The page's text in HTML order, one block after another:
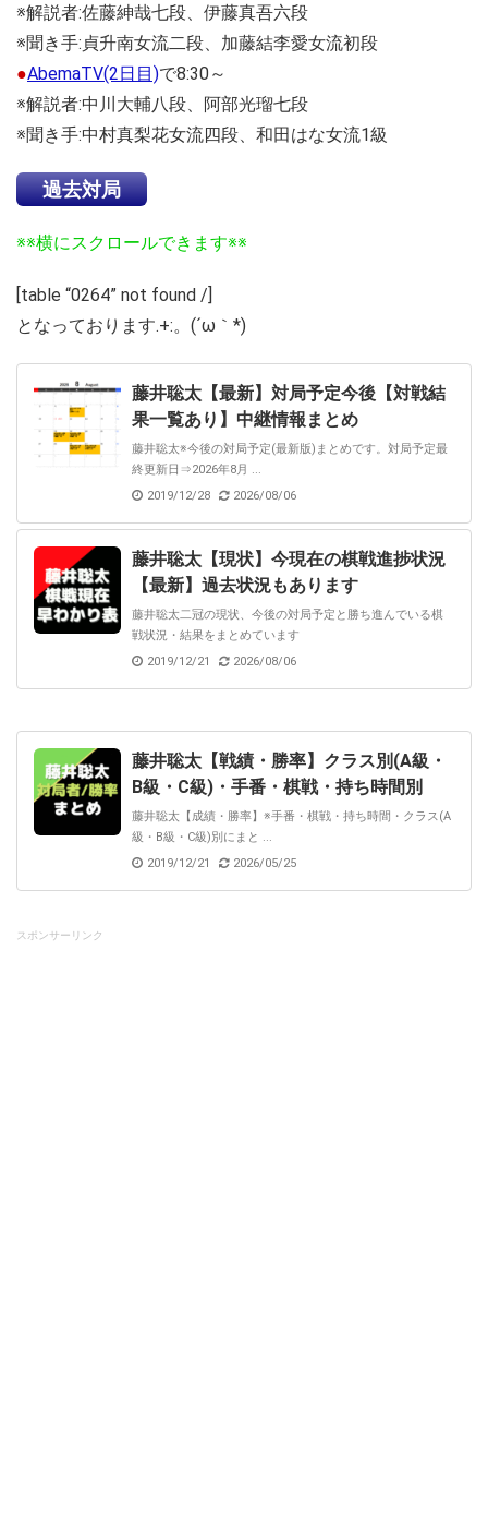
※解説者:佐藤紳哉七段、伊藤真吾六段
※聞き手:貞升南女流二段、加藤結李愛女流初段
●AbemaTV(2日目)で8:30～
※解説者:中川大輔八段、阿部光瑠七段
※聞き手:中村真梨花女流四段、和田はな女流1級
過去対局
※※横にスクロールできます※※
[table “0264” not found /]
となっております.+:。(´ω｀*)
藤井聡太【最新】対局予定今後【対戦結
果一覧あり】中継情報まとめ
藤井聡太※今後の対局予定(最新版)まとめです。対局予定最
終更新日⇒2026年8月 ...
2019/12/28
2026/08/06
藤井聡太【現状】今現在の棋戦進捗状況
【最新】過去状況もあります
藤井聡太二冠の現状、今後の対局予定と勝ち進んでいる棋
戦状況・結果をまとめています
2019/12/21
2026/08/06
藤井聡太【戦績・勝率】クラス別(A級・
B級・C級)・手番・棋戦・持ち時間別
藤井聡太【成績・勝率】※手番・棋戦・持ち時間・クラス(A
級・B級・C級)別にまと ...
2019/12/21
2026/05/25
スポンサーリンク